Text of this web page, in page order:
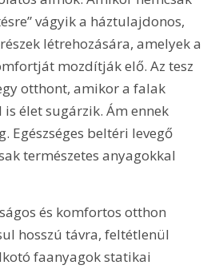
vágyik a háztulajdonos,
létrehozására, amelyek a
mozdítják elő. Az tesz
otthont, amikor a falak
élet sugárzik. Ám ennek
Egészséges beltéri levegő
termé­szetes anyagokkal
és komfortos otthon
hosszú távra, feltétlenül
faanyagok statikai